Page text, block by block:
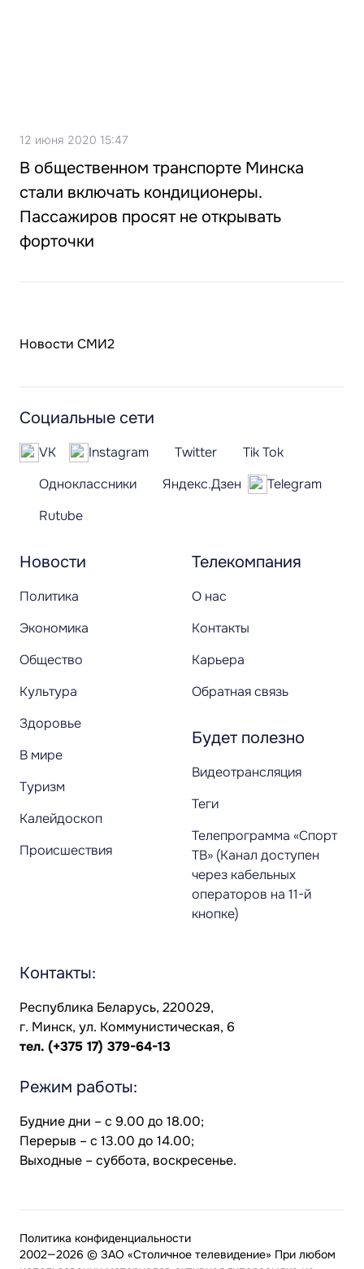
12 июня 2020 15:47
В общественном транспорте Минска
стали включать кондиционеры.
Пассажиров просят не открывать
форточки
Новости СМИ2
Новости
Политика
Экономика
Общество
Культура
Здоровье
В мире
Туризм
Калейдоскоп
Происшествия
Телекомпания
О нас
Контакты
Карьера
Обратная связь
Будет полезно
Видеотрансляция
Теги
Телепрограмма «Спорт
ТВ» (Канал доступен
через кабельных
операторов на 11-й
кнопке)
Социальные сети
VK Instagram Twitter
Tik Tok
Одноклассники
Яндекс.Дзен
Telegram
Rutube
Контакты:
Республика Беларусь, 220029,
г. Минск, ул. Коммунистическая, 6
тел. (+375 17) 379-64-13
Режим работы:
Будние дни – с 9.00 до 18.00;
Перерыв – с 13.00 до 14.00;
Выходные – суббота, воскресенье.
2002—2026 © ЗАО «Столичное телевидение» При любом
Политика конфиденциальности